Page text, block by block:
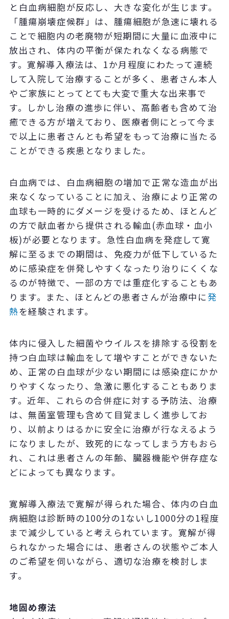
と白血病細胞が反応し、大きな変化が生じます。
「腫瘍崩壊症候群」は、腫瘍細胞が急速に壊れる
ことで細胞内の老廃物が短期間に大量に血液中に
放出され、体内の平衡が保たれなくなる病態で
す。寛解導入療法は、1か月程度にわたって連続
して入院して治療することが多く、患者さん本人
やご家族にとってとても大変で重大な出来事で
す。しかし治療の進歩に伴い、高齢者も含めて治
癒できる方が増えており、医療者側にとって今ま
で以上に患者さんとも希望をもって治療に当たる
ことができる疾患となりました。
白血病では、白血病細胞の増加で正常な造血が出
来なくなっていることに加え、治療により正常の
血球も一時的にダメージを受けるため、ほとんど
の方で献血者から提供される輸血(赤血球・血小
板)が必要となります。急性白血病を発症して寛
解に至るまでの期間は、免疫力が低下しているた
めに感染症を併発しやすくなったり治りにくくな
るのが特徴で、一部の方では重症化することもあ
ります。また、ほとんどの患者さんが治療中に 発
熱を経験されます。
体内に侵入した細菌やウイルスを排除する役割を
持つ白血球は輸血をして増やすことができないた
め、正常の白血球が少ない期間には感染症にかか
りやすくなったり、急激に悪化することもありま
す。近年、これらの合併症に対する予防法、治療
は、無菌室管理も含めて目覚ましく進歩してお
り、以前よりはるかに安全に治療が行なえるよう
になりましたが、致死的になってしまう方もおら
れ、これは患者さんの年齢、臓器機能や併存症な
どによっても異なります。
寛解導入療法で寛解が得られた場合、体内の白血
病細胞は診断時の100分の1ないし1000分の1程度
まで減少していると考えられています。寛解が得
られなかった場合には、患者さんの状態やご本人
のご希望を伺いながら、適切な治療を検討しま
す。
地固め療法